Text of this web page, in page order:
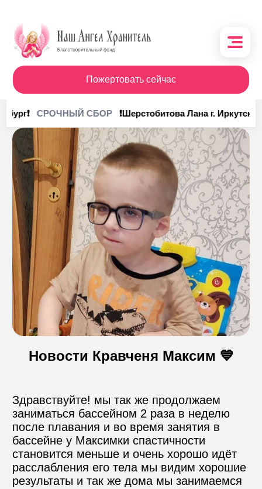
Пожертовать сейчас
О фонде
Поступления
Кому помочь
Кому помогли
Получить помощь
Сотрудничество
Контакты
+74999610149
e-mail для связи
info@angel-help.ru
СРОЧНЫЙ СБОР ❗Шерстобитова Лана г. Иркутск❗
Новости Кравченя Максим 💙
Здравствуйте! мы так же продолжаем
заниматься бассейном 2 раза в неделю
после плавания и во время занятия в
бассейне у Максимки спастичности
становится меньше и очень хорошо идёт
расслабления его тела мы видим хорошие
результаты и так же дома мы занимаемся